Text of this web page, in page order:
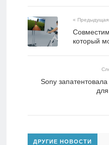
« Предыдущая
который
Sony
ДРУГИЕ НОВОСТИ